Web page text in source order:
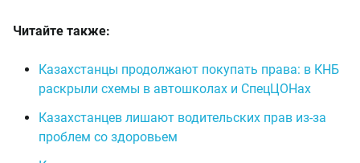
Читайте также:
Казахстанцы продолжают покупать права: в КНБ
раскрыли схемы в автошколах и СпецЦОНах
Казахстанцев лишают водительских прав из-за
проблем со здоровьем